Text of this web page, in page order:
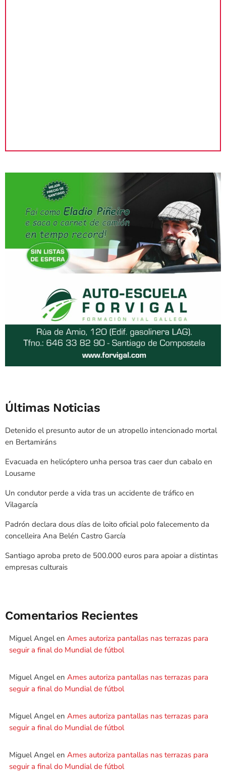
Últimas Noticias
Detenido el presunto autor de un atropello intencionado mortal
en Bertamiráns
Evacuada en helicóptero unha persoa tras caer dun cabalo en
Lousame
Un condutor perde a vida tras un accidente de tráfico en
Vilagarcía
Padrón declara dous días de loito oficial polo falecemento da
concelleira Ana Belén Castro García
Santiago aproba preto de 500.000 euros para apoiar a distintas
empresas culturais
Comentarios Recientes
Miguel Angelen Ames autoriza pantallas nas terrazas para
seguir a final do Mundial de fútbol
Miguel Angelen Ames autoriza pantallas nas terrazas para
seguir a final do Mundial de fútbol
Miguel Angelen Ames autoriza pantallas nas terrazas para
seguir a final do Mundial de fútbol
Miguel Angelen Ames autoriza pantallas nas terrazas para
seguir a final do Mundial de fútbol